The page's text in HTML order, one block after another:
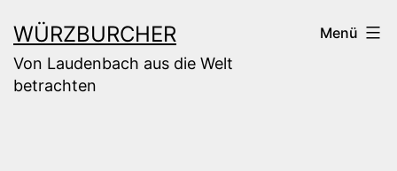
Inhalt
springen
WÜRZBURCHER
Von Laudenbach aus die Welt
betrachten
Menü